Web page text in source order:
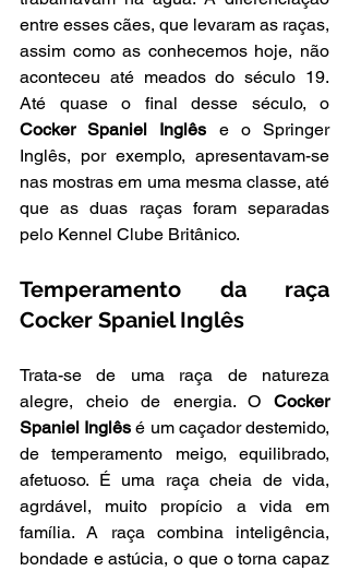
entre esses cães, que levaram as raças,
assim como as conhecemos hoje, não
aconteceu até meados do século 19.
Cocker Spaniel Inglês e o Springer
Inglês, por exemplo, apresentavam-se
nas mostras em uma mesma classe, até
que as duas raças foram separadas
pelo Kennel Clube Britânico.
Temperamento da raça
Cocker Spaniel Inglês
Trata-se de uma raça de natureza
alegre, cheio de energia. O Cocker
Spaniel Inglês é um caçador destemido,
de temperamento meigo, equilibrado,
afetuoso. É uma raça cheia de vida,
agrdável, muito propício a vida em
família. A raça combina inteligência,
bondade e astúcia, o que o torna capaz